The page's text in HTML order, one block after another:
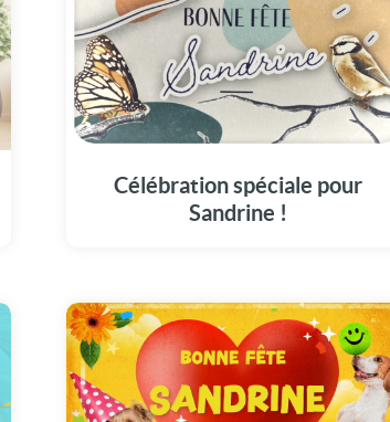
Célébration spéciale pour
Sandrine !
Faites du 2 avril un moment mémorable avec